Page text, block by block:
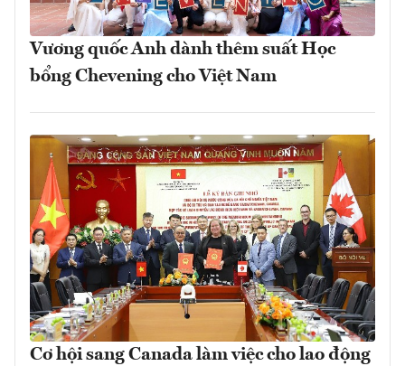
Vương quốc Anh dành thêm suất Học
bổng Chevening cho Việt Nam
Cơ hội sang Canada làm việc cho lao động